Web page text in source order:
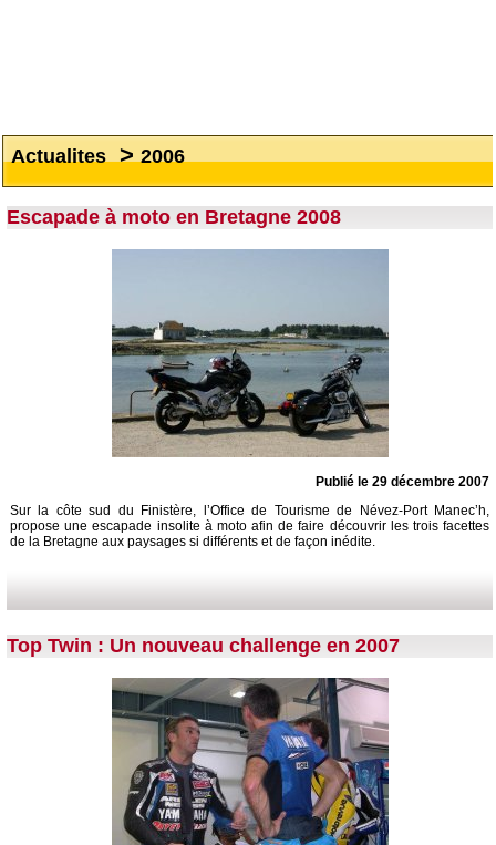
Actualites>2006
Escapade à moto en Bretagne 2008
Publié le 29 décembre 2007
Sur la côte sud du Finistère, l’Office de Tourisme de Névez-Port Manec’h,
propose une escapade insolite à moto afin de faire découvrir les trois facettes
de la Bretagne aux paysages si différents et de façon inédite.
Top Twin : Un nouveau challenge en 2007